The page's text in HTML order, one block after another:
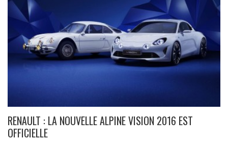
RENAULT : LA NOUVELLE ALPINE VISION 2016 EST
OFFICIELLE